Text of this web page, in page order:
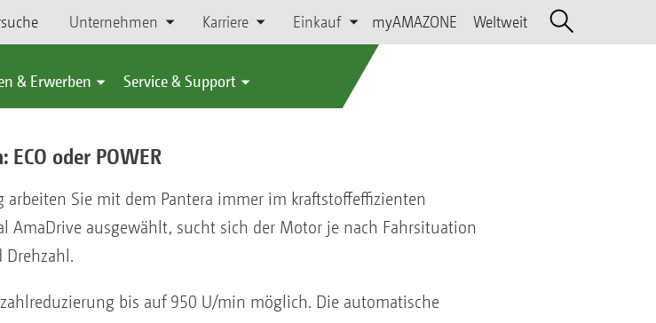
Unternehmen Karriere Einkauf myAMAZONE Weltweit
& Erwerben Service & Support
oder POWER
Sie mit dem Pantera immer im kraftstoffeffizienten
AmaDrive ausgewählt, sucht sich der Motor je nach Fahrsituation
bis auf 950 U/min möglich. Die automatische